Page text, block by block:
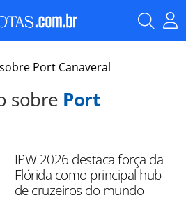
Port Canaveral
sobre Port
IPW 2026 destaca força da
Flórida como principal hub
de cruzeiros do mundo